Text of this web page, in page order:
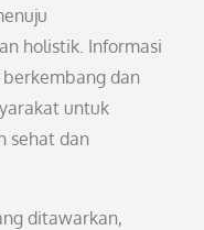
holistik. Informasi
dan
untuk
sehat dan
ditawarkan,